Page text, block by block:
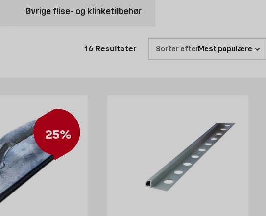
Øvrige flise- og klinketilbehør
16 ResultaterProduktliste er opdateret: 16
Sorter efter:
25%